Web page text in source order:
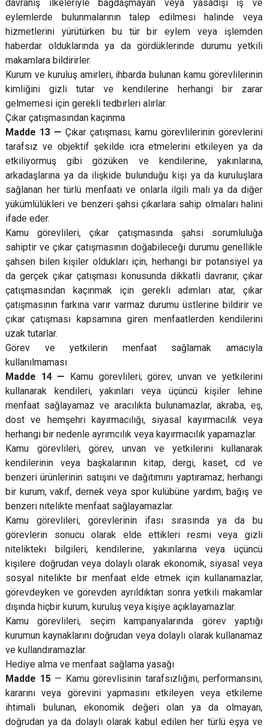
davranış ilkeleriyle bağdaşmayan veya yasadışı iş ve
eylemlerde bulunmalarının talep edilmesi halinde veya
hizmetlerini yürütürken bu tür bir eylem veya işlemden
haberdar olduklarında ya da gördüklerinde durumu yetkili
makamlara bildirirler.
Kurum ve kuruluş amirleri, ihbarda bulunan kamu görevlilerinin
kimliğini gizli tutar ve kendilerine herhangi bir zarar
gelmemesi için gerekli tedbirleri alırlar.
Çıkar çatışmasından kaçınma
Madde 13 — Çıkar çatışması; kamu görevlilerinin görevlerini
tarafsız ve objektif şekilde icra etmelerini etkileyen ya da
etkiliyormuş gibi gözüken ve kendilerine, yakınlarına,
arkadaşlarına ya da ilişkide bulunduğu kişi ya da kuruluşlara
sağlanan her türlü menfaati ve onlarla ilgili mali ya da diğer
yükümlülükleri ve benzeri şahsi çıkarlara sahip olmaları halini
ifade eder.
Kamu görevlileri, çıkar çatışmasında şahsi sorumluluğa
sahiptir ve çıkar çatışmasının doğabileceği durumu genellikle
şahsen bilen kişiler oldukları için, herhangi bir potansiyel ya
da gerçek çıkar çatışması konusunda dikkatli davranır, çıkar
çatışmasından kaçınmak için gerekli adımları atar, çıkar
çatışmasının farkına varır varmaz durumu üstlerine bildirir ve
çıkar çatışması kapsamına giren menfaatlerden kendilerini
uzak tutarlar.
Görev ve yetkilerin menfaat sağlamak amacıyla
kullanılmaması
Madde 14 — Kamu görevlileri; görev, unvan ve yetkilerini
kullanarak kendileri, yakınları veya üçüncü kişiler lehine
menfaat sağlayamaz ve aracılıkta bulunamazlar, akraba, eş,
dost ve hemşehri kayırmacılığı, siyasal kayırmacılık veya
herhangi bir nedenle ayrımcılık veya kayırmacılık yapamazlar.
Kamu görevlileri, görev, unvan ve yetkilerini kullanarak
kendilerinin veya başkalarının kitap, dergi, kaset, cd ve
benzeri ürünlerinin satışını ve dağıtımını yaptıramaz; herhangi
bir kurum, vakıf, dernek veya spor kulübüne yardım, bağış ve
benzeri nitelikte menfaat sağlayamazlar.
Kamu görevlileri, görevlerinin ifası sırasında ya da bu
görevlerin sonucu olarak elde ettikleri resmi veya gizli
nitelikteki bilgileri, kendilerine, yakınlarına veya üçüncü
kişilere doğrudan veya dolaylı olarak ekonomik, siyasal veya
sosyal nitelikte bir menfaat elde etmek için kullanamazlar,
görevdeyken ve görevden ayrıldıktan sonra yetkili makamlar
dışında hiçbir kurum, kuruluş veya kişiye açıklayamazlar.
Kamu görevlileri, seçim kampanyalarında görev yaptığı
kurumun kaynaklarını doğrudan veya dolaylı olarak kullanamaz
ve kullandıramazlar.
Hediye alma ve menfaat sağlama yasağı
Madde 15— Kamu görevlisinin tarafsızlığını, performansını,
kararını veya görevini yapmasını etkileyen veya etkileme
ihtimali bulunan, ekonomik değeri olan ya da olmayan,
doğrudan ya da dolaylı olarak kabul edilen her türlü eşya ve